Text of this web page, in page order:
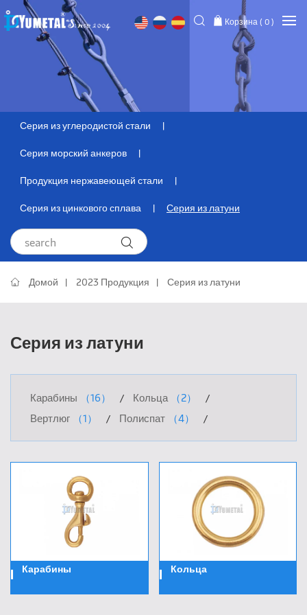
Корзина ( 0)
Серия из углеродистой стали
Серия морский анкеров
Продукция нержавеющей стали
Серия из цинкового сплава Серия из латуни
Домой 2023 Продукция Серия из латуни
Серия из латуни
Карабины （16） Кольца
（2）
Вертлюг
（1） Полиспат （4）
Карабины Кольца